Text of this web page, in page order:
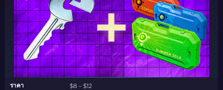
ราคา
$8 – $12